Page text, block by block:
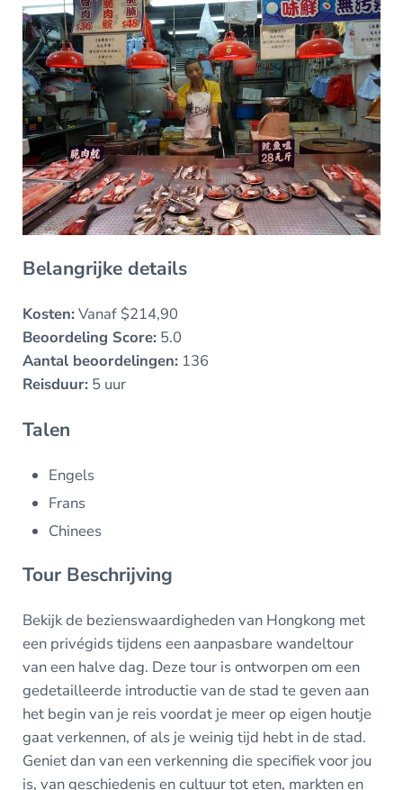
Belangrijke details
Kosten:Vanaf $214,90
Beoordeling Score:5.0
Aantal beoordelingen:136
Reisduur:5 uur
Talen
Engels
Frans
Chinees
Tour Beschrijving
Bekijk de bezienswaardigheden van Hongkong met
een privégids tijdens een aanpasbare wandeltour
van een halve dag. Deze tour is ontworpen om een
gedetailleerde introductie van de stad te geven aan
het begin van je reis voordat je meer op eigen houtje
gaat verkennen, of als je weinig tijd hebt in de stad.
Geniet dan van een verkenning die specifiek voor jou
is, van geschiedenis en cultuur tot eten, markten en